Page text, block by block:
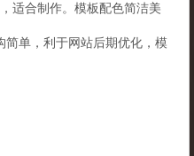
适合制作。模板配色简洁美
简单，利于网站后期优化，模